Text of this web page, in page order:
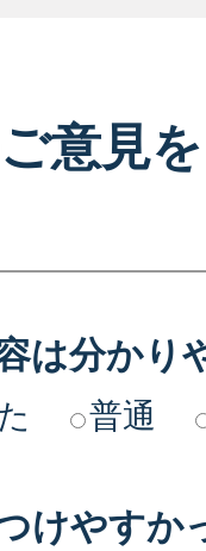
意見
は分かり
普通
けやすか